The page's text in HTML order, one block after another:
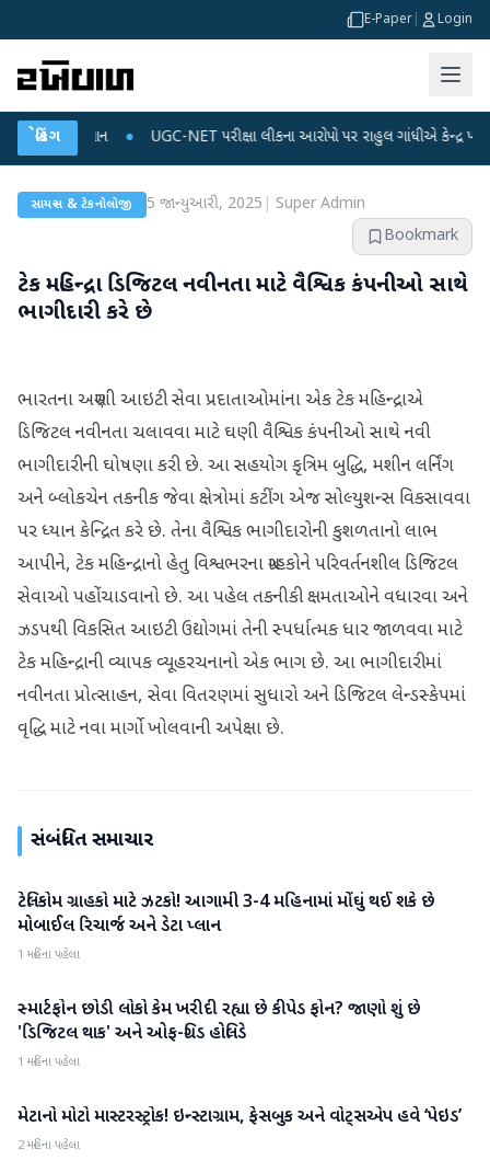
E-Paper Login
બ્રેકિંગ
પ્લાન UGC-NET પરીક્ષા લીકના આરોપો પર રાહુલ ગાંધીએ કેન્દ્ર પર પ્રહાર
સાયન્સ & ટેકનોલોજી 5 જાન્યુઆરી, 2025
Super Admin
Bookmark
ટેક મહિન્દ્રા ડિજિટલ નવીનતા માટે વૈશ્વિક કંપનીઓ સાથે
ભાગીદારી કરે છે
ભારતના અગ્રણી આઇટી સેવા પ્રદાતાઓમાંના એક ટેક મહિન્દ્રાએ
ડિજિટલ નવીનતા ચલાવવા માટે ઘણી વૈશ્વિક કંપનીઓ સાથે નવી
ભાગીદારીની ઘોષણા કરી છે. આ સહયોગ કૃત્રિમ બુદ્ધિ, મશીન લર્નિંગ
અને બ્લોકચેન તકનીક જેવા ક્ષેત્રોમાં કટીંગ એજ સોલ્યુશન્સ વિકસાવવા
પર ધ્યાન કેન્દ્રિત કરે છે. તેના વૈશ્વિક ભાગીદારોની કુશળતાનો લાભ
આપીને, ટેક મહિન્દ્રાનો હેતુ વિશ્વભરના ગ્રાહકોને પરિવર્તનશીલ ડિજિટલ
સેવાઓ પહોંચાડવાનો છે. આ પહેલ તકનીકી ક્ષમતાઓને વધારવા અને
ઝડપથી વિકસિત આઇટી ઉદ્યોગમાં તેની સ્પર્ધાત્મક ધાર જાળવવા માટે
ટેક મહિન્દ્રાની વ્યાપક વ્યૂહરચનાનો એક ભાગ છે. આ ભાગીદારીમાં
નવીનતા પ્રોત્સાહન, સેવા વિતરણમાં સુધારો અને ડિજિટલ લેન્ડસ્કેપમાં
વૃદ્ધિ માટે નવા માર્ગો ખોલવાની અપેક્ષા છે.
સંબંધિત સમાચાર
સાયન્સ & ટેકનોલોજી
ટેલિકોમ ગ્રાહકો માટે ઝટકો! આગામી 3-4 મહિનામાં મોંઘું થઈ શકે છે
મોબાઈલ રિચાર્જ અને ડેટા પ્લાન
1 મહિના પહેલા
સાયન્સ & ટેકનોલોજી
સ્માર્ટફોન છોડી લોકો કેમ ખરીદી રહ્યા છે કીપેડ ફોન? જાણો શું છે
'ડિજિટલ થાક' અને ઓફ-ગ્રિડ હોલિડે
1 મહિના પહેલા
સાયન્સ & ટેકનોલોજી
મેટાનો મોટો માસ્ટરસ્ટ્રોક! ઇન્સ્ટાગ્રામ, ફેસબુક અને વોટ્સએપ હવે ‘પેઇડ’
2 મહિના પહેલા